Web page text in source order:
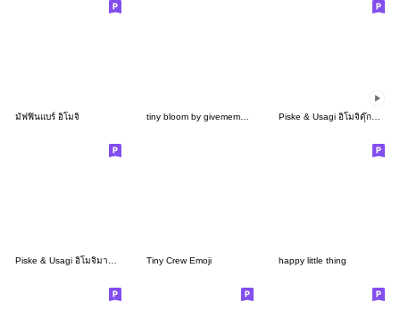
มัฟฟินแบร์ อิโมจิ Piske & Usagi อิโมจิดุ๊กดิ๊กจาก Kanahei
Piske & Usagi อิโมจิมากมายไปหมด Tiny Crew Emoji happy little thing